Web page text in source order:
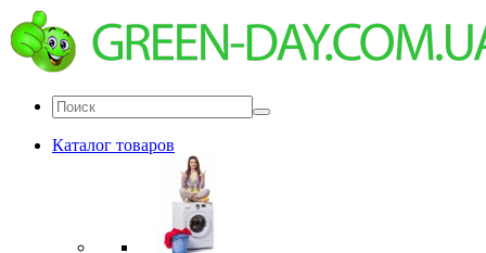
Каталог товаров